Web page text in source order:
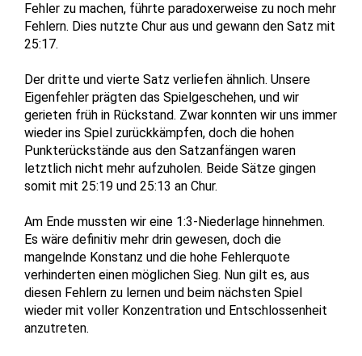
Fehler zu machen, führte paradoxerweise zu noch mehr
Fehlern. Dies nutzte Chur aus und gewann den Satz mit
25:17.
Der dritte und vierte Satz verliefen ähnlich. Unsere
Eigenfehler prägten das Spielgeschehen, und wir
gerieten früh in Rückstand. Zwar konnten wir uns immer
wieder ins Spiel zurückkämpfen, doch die hohen
Punkterückstände aus den Satzanfängen waren
letztlich nicht mehr aufzuholen. Beide Sätze gingen
somit mit 25:19 und 25:13 an Chur.
Am Ende mussten wir eine 1:3-Niederlage hinnehmen.
Es wäre definitiv mehr drin gewesen, doch die
mangelnde Konstanz und die hohe Fehlerquote
verhinderten einen möglichen Sieg. Nun gilt es, aus
diesen Fehlern zu lernen und beim nächsten Spiel
wieder mit voller Konzentration und Entschlossenheit
anzutreten.